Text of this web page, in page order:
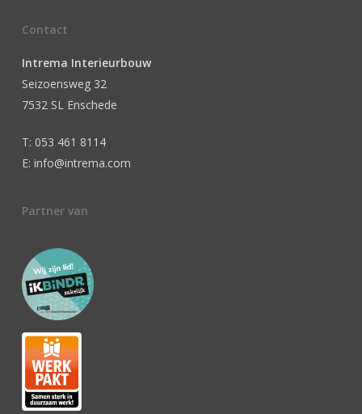
Contact
Intrema Interieurbouw
Seizoensweg 32
7532 SL Enschede
T: 053 461 8114
E: info@intrema.com
Partner van